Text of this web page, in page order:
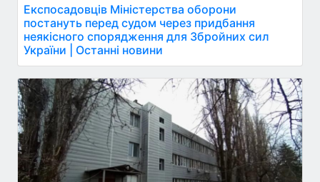
Експосадовців Міністерства оборони
постануть перед судом через придбання
неякісного спорядження для Збройних сил
України | Останні новини